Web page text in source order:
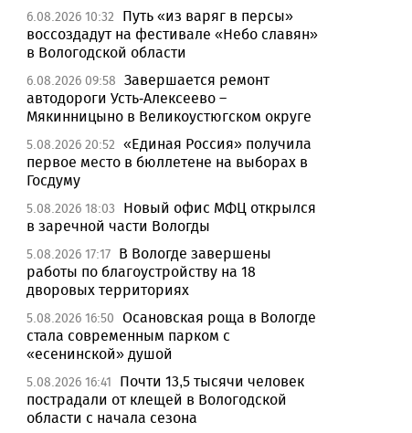
6.08.2026 10:32
Путь «из варяг в персы»
воссоздадут на фестивале «Небо славян»
в Вологодской области
6.08.2026 09:58 Завершается ремонт
автодороги Усть-Алексеево –
Мякинницыно в Великоустюгском округе
5.08.2026 20:52 «Единая Россия» получила
первое место в бюллетене на выборах в
Госдуму
5.08.2026 18:03
Новый офис МФЦ открылся
в заречной части Вологды
5.08.2026 17:17 В Вологде завершены
работы по благоустройству на 18
дворовых территориях
5.08.2026 16:50 Осановская роща в Вологде
стала современным парком с
«есенинской» душой
5.08.2026 16:41
Почти 13,5 тысячи человек
пострадали от клещей в Вологодской
области с начала сезона